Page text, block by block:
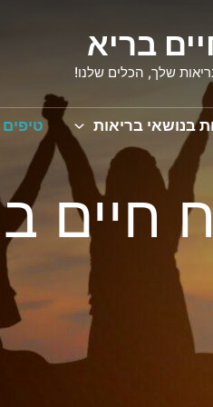
בריא
שלך, הכלים שלנו!
בנושאי בריאות
חיים